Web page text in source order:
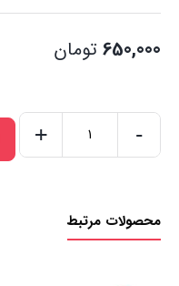
650,000 تومان
با
-
+
محصولات مرتبط